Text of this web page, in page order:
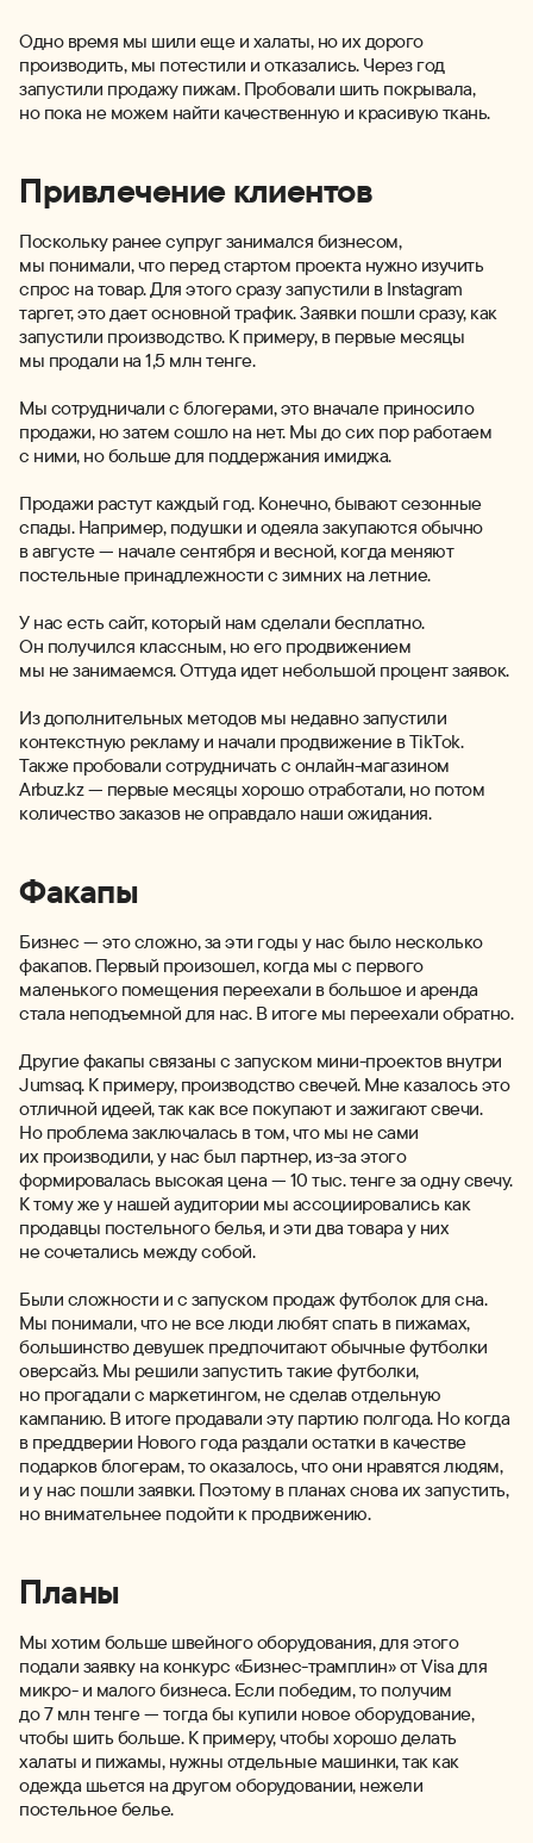
Одно время мы шили еще и халаты, но их дорого
производить, мы потестили и отказались. Через год
запустили продажу пижам. Пробовали шить покрывала,
но пока не можем найти качественную и красивую ткань.
Привлечение клиентов
Поскольку ранее супруг занимался бизнесом,
мы понимали, что перед стартом проекта нужно изучить
спрос на товар. Для этого сразу запустили в Instagram
таргет, это дает основной трафик. Заявки пошли сразу, как
запустили производство. К примеру, в первые месяцы
мы продали на 1,5 млн тенге.
Мы сотрудничали с блогерами, это вначале приносило
продажи, но затем сошло на нет. Мы до сих пор работаем
с ними, но больше для поддержания имиджа.
Продажи растут каждый год. Конечно, бывают сезонные
спады. Например, подушки и одеяла закупаются обычно
в августе — начале сентября и весной, когда меняют
постельные принадлежности с зимних на летние.
У нас есть сайт, который нам сделали бесплатно.
Он получился классным, но его продвижением
мы не занимаемся. Оттуда идет небольшой процент заявок.
Из дополнительных методов мы недавно запустили
контекстную рекламу и начали продвижение в TikTok.
Также пробовали сотрудничать с онлайн-магазином
Arbuz.kz — первые месяцы хорошо отработали, но потом
количество заказов не оправдало наши ожидания.
Факапы
Бизнес — это сложно, за эти годы у нас было несколько
факапов. Первый произошел, когда мы с первого
маленького помещения переехали в большое и аренда
стала неподъемной для нас. В итоге мы переехали обратно.
Другие факапы связаны с запуском мини-проектов внутри
Jumsaq. К примеру, производство свечей. Мне казалось это
отличной идеей, так как все покупают и зажигают свечи.
Но проблема заключалась в том, что мы не сами
их производили, у нас был партнер, из-за этого
формировалась высокая цена — 10 тыс. тенге за одну свечу.
К тому же у нашей аудитории мы ассоциировались как
продавцы постельного белья, и эти два товара у них
не сочетались между собой.
Были сложности и с запуском продаж футболок для сна.
Мы понимали, что не все люди любят спать в пижамах,
большинство девушек предпочитают обычные футболки
оверсайз. Мы решили запустить такие футболки,
но прогадали с маркетингом, не сделав отдельную
кампанию. В итоге продавали эту партию полгода. Но когда
в преддверии Нового года раздали остатки в качестве
подарков блогерам, то оказалось, что они нравятся людям,
и у нас пошли заявки. Поэтому в планах снова их запустить,
но внимательнее подойти к продвижению.
Планы
Мы хотим больше швейного оборудования, для этого
подали заявку на конкурс «Бизнес-трамплин» от Visa для
микро- и малого бизнеса. Если победим, то получим
до 7 млн тенге — тогда бы купили новое оборудование,
чтобы шить больше. К примеру, чтобы хорошо делать
халаты и пижамы, нужны отдельные машинки, так как
одежда шьется на другом оборудовании, нежели
постельное белье.